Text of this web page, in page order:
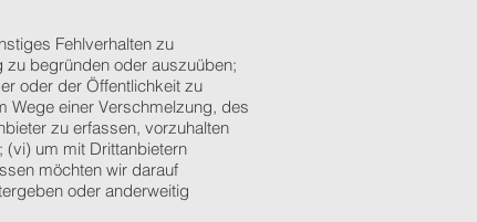
Fehlverhalten zu
zu begründen oder auszuüben;
oder der Öffentlichkeit zu
Wege einer Verschmelzung, des
zu erfassen, vorzuhalten
um mit Drittanbietern
möchten wir darauf
oder anderweitig